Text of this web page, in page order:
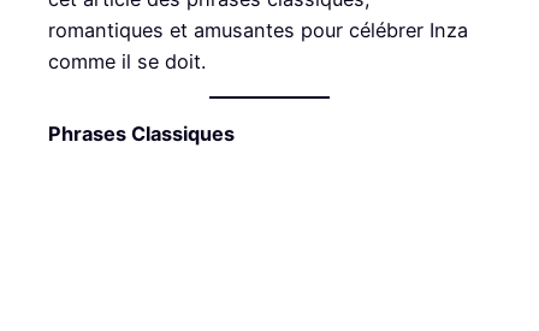
romantiques et amusantes pour célébrer Inza
comme il se doit.
Phrases Classiques